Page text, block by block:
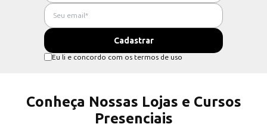
Eu li e concordo com os termos de uso
Conheça Nossas Lojas e Cursos
Presenciais